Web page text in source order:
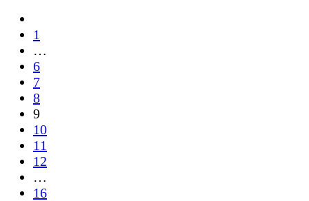
1
…
6
7
8
9
10
11
12
…
16